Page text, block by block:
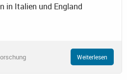
in Italien und England
Weiterlesen